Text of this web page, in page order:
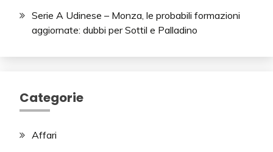
Serie A Udinese – Monza, le probabili formazioni
aggiornate: dubbi per Sottil e Palladino
Categorie
Affari